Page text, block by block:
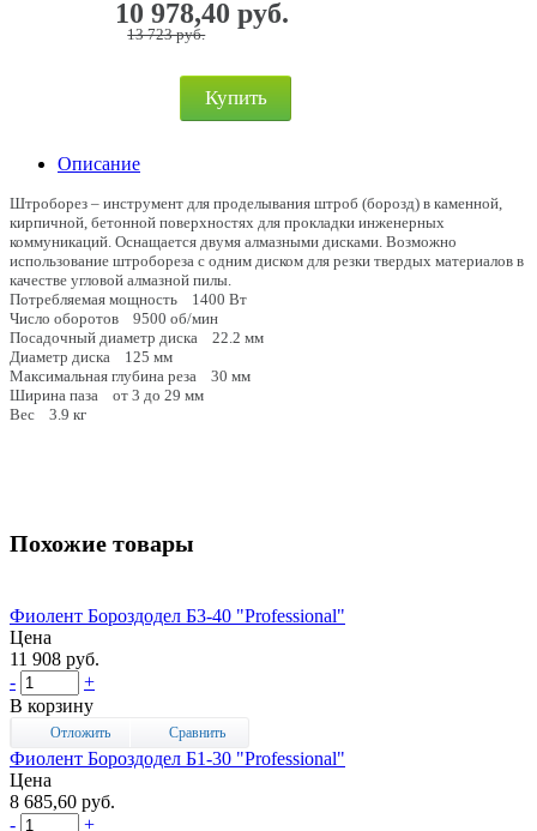
10 978,40 руб.
13 723 руб.
Купить
Описание
Штроборез – инструмент для проделывания штроб (борозд) в каменной,
кирпичной, бетонной поверхностях для прокладки инженерных
коммуникаций. Оснащается двумя алмазными дисками. Возможно
использование штробореза с одним диском для резки твердых материалов в
качестве угловой алмазной пилы.
Потребляемая мощность 1400 Вт
Число оборотов 9500 об/мин
Посадочный диаметр диска 22.2 мм
Диаметр диска 125 мм
Максимальная глубина реза 30 мм
Ширина паза от 3 до 29 мм
Вес 3.9 кг
Похожие товары
Фиолент Бороздодел Б3-40 "Professional"
Цена
11 908 руб.
-
+
В корзину
Отложить Сравнить
Фиолент Бороздодел Б1-30 "Professional"
Цена
8 685,60 руб.
-
+